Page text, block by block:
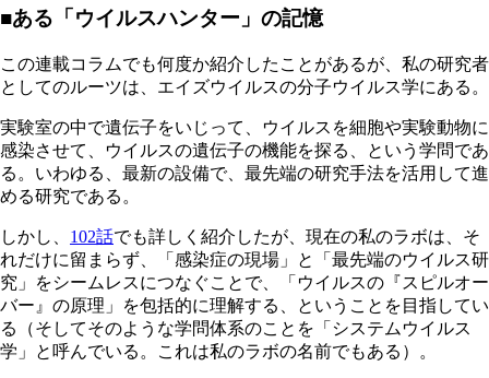
■ある「ウイルスハンター」の記憶
この連載コラムでも何度か紹介したことがあるが、私の研究者
としてのルーツは、エイズウイルスの分子ウイルス学にある。
実験室の中で遺伝子をいじって、ウイルスを細胞や実験動物に
感染させて、ウイルスの遺伝子の機能を探る、という学問であ
る。いわゆる、最新の設備で、最先端の研究手法を活用して進
める研究である。
しかし、 102話でも詳しく紹介したが、現在の私のラボは、そ
れだけに留まらず、「感染症の現場」と「最先端のウイルス研
究」をシームレスにつなぐことで、「ウイルスの『スピルオー
バー』の原理」を包括的に理解する、ということを目指してい
る（そしてそのような学問体系のことを「システムウイルス
学」と呼んでいる。これは私のラボの名前でもある）。